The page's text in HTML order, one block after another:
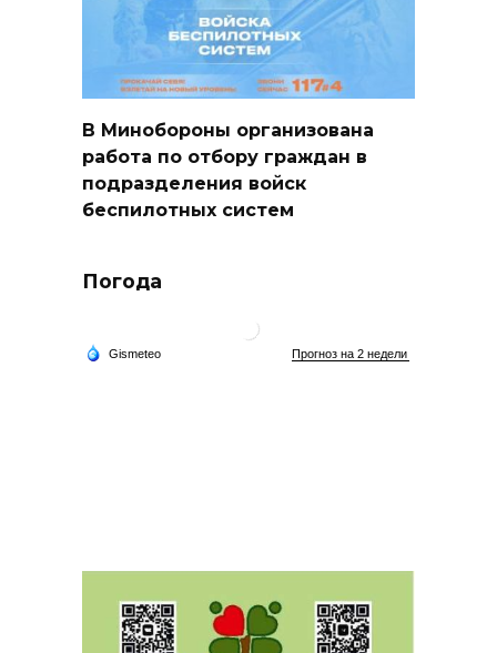
В Минобороны организована
работа по отбору граждан в
подразделения войск
беспилотных систем
Погода